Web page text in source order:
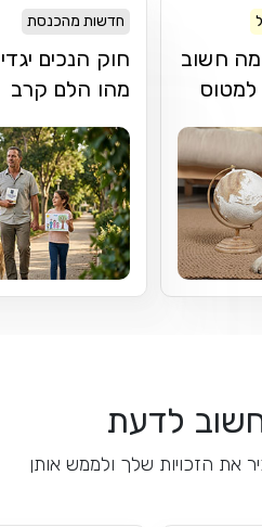
חשוב
למטוס
חדשות מהכנסת
חוק הנכים
מהו הלם קרב
לדעת
את הזכויות שלך ולממש אותן